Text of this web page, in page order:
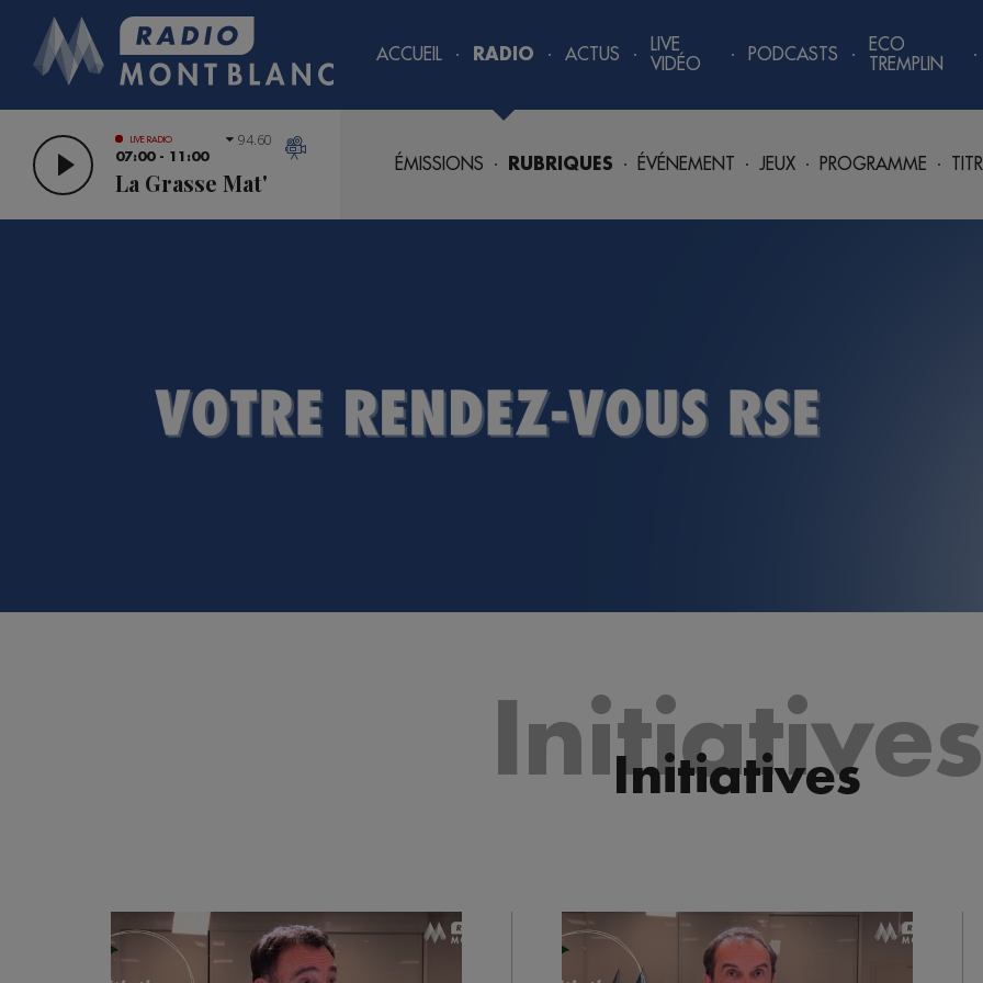
ACCUEIL RADIO
ÉMISSIONS RUBRIQUES ÉVÉNEMENT JEUX PROGRAMME
ACTUS
LIVE
VIDÉO
PODCASTS
ECO
TREMPLIN
LIVE RADIO
07:00 - 11:00
La Grasse Mat'
94.60
Initiatives
Initiatives